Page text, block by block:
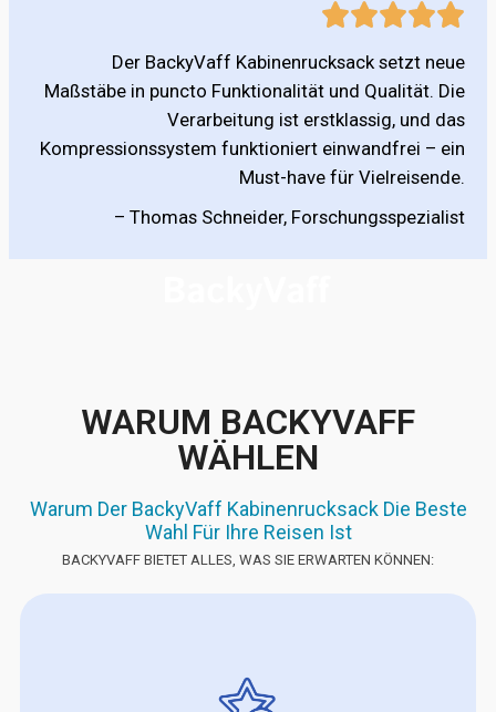
Der BackyVaff Kabinenrucksack setzt neue
Maßstäbe in puncto Funktionalität und Qualität. Die
Verarbeitung ist erstklassig, und das
Kompressionssystem funktioniert einwandfrei – ein
Must-have für Vielreisende.
– Thomas Schneider, Forschungsspezialist
WARUM BACKYVAFF
WÄHLEN
Warum Der BackyVaff Kabinenrucksack Die Beste
Wahl Für Ihre Reisen Ist
BACKYVAFF BIETET ALLES, WAS SIE ERWARTEN KÖNNEN: